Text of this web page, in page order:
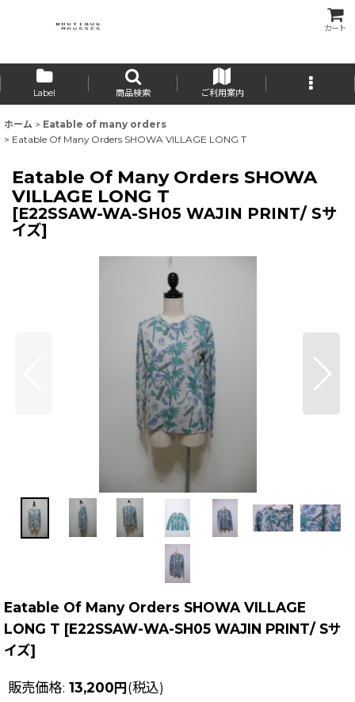
カート
Label 商品検索 ご利用案内
ホーム > Eatable of many orders
> Eatable Of Many Orders SHOWA VILLAGE LONG T
Eatable Of Many Orders SHOWA
VILLAGE LONG T
[E22SSAW-WA-SH05 WAJIN PRINT/ Sサ
イズ]
Eatable Of Many Orders SHOWA VILLAGE
LONG T [E22SSAW-WA-SH05 WAJIN PRINT/ Sサ
イズ]
販売価格: 13,200円(税込)